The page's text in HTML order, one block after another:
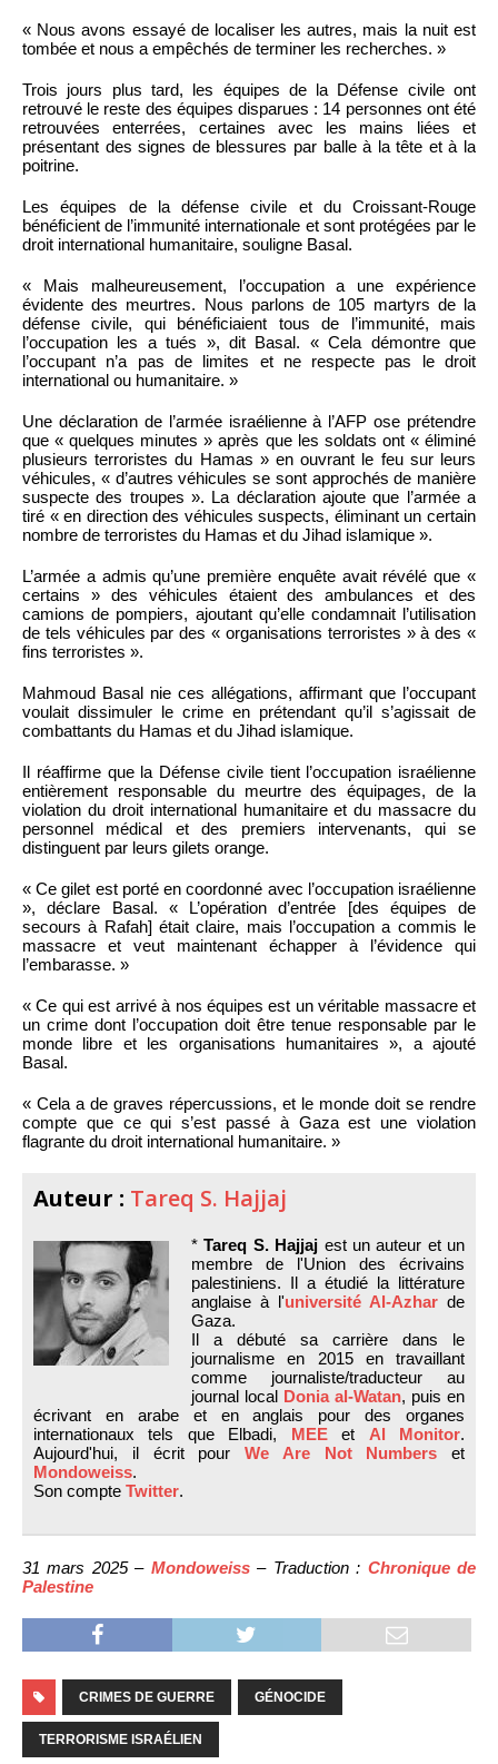
« Nous avons essayé de localiser les autres, mais la nuit est
tombée et nous a empêchés de terminer les recherches. »
Trois jours plus tard, les équipes de la Défense civile ont
retrouvé le reste des équipes disparues : 14 personnes ont été
retrouvées enterrées, certaines avec les mains liées et
présentant des signes de blessures par balle à la tête et à la
poitrine.
Les équipes de la défense civile et du Croissant-Rouge
bénéficient de l’immunité internationale et sont protégées par le
droit international humanitaire, souligne Basal.
« Mais malheureusement, l’occupation a une expérience
évidente des meurtres. Nous parlons de 105 martyrs de la
défense civile, qui bénéficiaient tous de l’immunité, mais
l’occupation les a tués », dit Basal. « Cela démontre que
l’occupant n’a pas de limites et ne respecte pas le droit
international ou humanitaire. »
Une déclaration de l’armée israélienne à l’AFP ose prétendre
que « quelques minutes » après que les soldats ont « éliminé
plusieurs terroristes du Hamas » en ouvrant le feu sur leurs
véhicules, « d’autres véhicules se sont approchés de manière
suspecte des troupes ». La déclaration ajoute que l’armée a
tiré « en direction des véhicules suspects, éliminant un certain
nombre de terroristes du Hamas et du Jihad islamique ».
L’armée a admis qu’une première enquête avait révélé que «
certains » des véhicules étaient des ambulances et des
camions de pompiers, ajoutant qu’elle condamnait l’utilisation
de tels véhicules par des « organisations terroristes » à des «
fins terroristes ».
Mahmoud Basal nie ces allégations, affirmant que l’occupant
voulait dissimuler le crime en prétendant qu’il s’agissait de
combattants du Hamas et du Jihad islamique.
Il réaffirme que la Défense civile tient l’occupation israélienne
entièrement responsable du meurtre des équipages, de la
violation du droit international humanitaire et du massacre du
personnel médical et des premiers intervenants, qui se
distinguent par leurs gilets orange.
« Ce gilet est porté en coordonné avec l’occupation israélienne
», déclare Basal. « L’opération d’entrée [des équipes de
secours à Rafah] était claire, mais l’occupation a commis le
massacre et veut maintenant échapper à l’évidence qui
l’embarasse. »
« Ce qui est arrivé à nos équipes est un véritable massacre et
un crime dont l’occupation doit être tenue responsable par le
monde libre et les organisations humanitaires », a ajouté
Basal.
« Cela a de graves répercussions, et le monde doit se rendre
compte que ce qui s’est passé à Gaza est une violation
flagrante du droit international humanitaire. »
Auteur : Tareq S. Hajjaj
*Tareq S. Hajjaj est un auteur et un
membre de l'Union des écrivains
palestiniens. Il a étudié la littérature
anglaise à l'université Al-Azhar de
Gaza.
Il a débuté sa carrière dans le
journalisme en 2015 en travaillant
comme journaliste/traducteur au
journal local Donia al-Watan, puis en
écrivant en arabe et en anglais pour des organes
internationaux tels que Elbadi, MEEet Al Monitor.
Aujourd'hui, il écrit pour We Are Not Numbers et
Mondoweiss.
Son compte Twitter.
31 mars 2025 – Mondoweiss– Traduction : Chronique de
Palestine
CRIMES DE GUERRE GÉNOCIDE
TERRORISME ISRAÉLIEN